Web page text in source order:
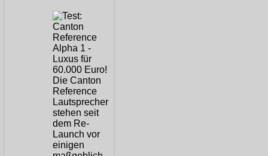
Die Canton
Reference
Lautsprecher
stehen seit
dem Re-
Launch vor
einigen